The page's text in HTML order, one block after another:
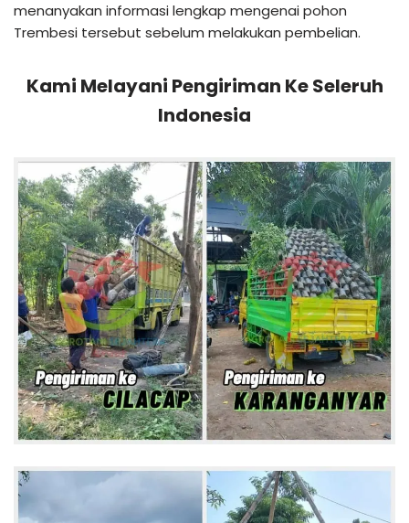
menanyakan informasi lengkap mengenai pohon
Trembesi tersebut sebelum melakukan pembelian.
Kami Melayani Pengiriman Ke Seleruh
Indonesia